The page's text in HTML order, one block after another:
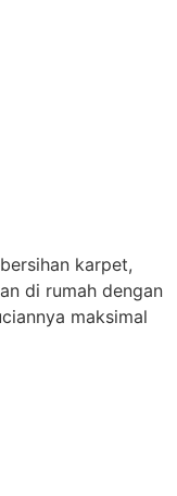
karpet,
di rumah dengan
maksimal